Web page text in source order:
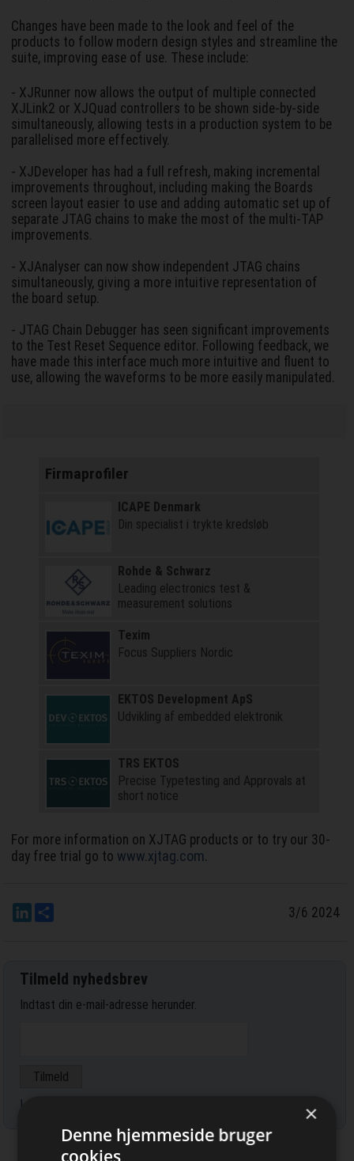
Changes have been made to the look and feel of the
products to follow modern design styles and streamline the
suite, improving ease of use. These include:
- XJRunner now allows the output of multiple connected
XJLink2 or XJQuad controllers to be shown side-by-side
simultaneously, allowing tests in a production system to be
parallelised more effectively.
- XJDeveloper has had a full refresh, making incremental
improvements throughout, including making the Boards
screen layout easier to use and adding automatic set up of
separate JTAG chains to make the most of the multi-TAP
improvements.
- XJAnalyser can now show independent JTAG chains
simultaneously, giving a more intuitive representation of
the board setup.
- JTAG Chain Debugger has seen significant improvements
to the Test Reset Sequence editor. Following feedback, we
have made this interface much more intuitive and fluent to
use, allowing the waveforms to be more easily manipulated.
Firmaprofiler
ICAPE Denmark
Din specialist i trykte kredsløb
Rohde & Schwarz
Leading electronics test &
measurement solutions
Texim
Focus Suppliers Nordic
EKTOS Development ApS
Udvikling af embedded elektronik
TRS EKTOS
Precise Typetesting and Approvals at
short notice
For more information on XJTAG products or to try our 30-
day free trial go to www.xjtag.com.
LinkedIn 3/6 2024
Tilmeld nyhedsbrev
Indtast din e-mail-adresse herunder.
Læs mere om udsendelsestidspunkter og afmelding her ×
Denne hjemmeside bruger
cookies